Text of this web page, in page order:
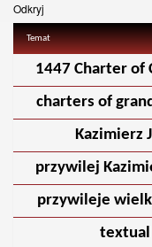
Odkryj
Temat
1447 Charter of
charters of
Kazimierz
przywilej
przywileje